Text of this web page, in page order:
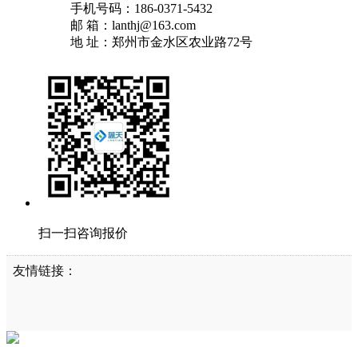
手机号码：186-0371-5432
邮 箱：lanthj@163.com
地 址：郑州市金水区农业路72号
扫一扫咨询报价
友情链接：